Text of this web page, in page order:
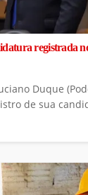
registrada
Duque
de sua